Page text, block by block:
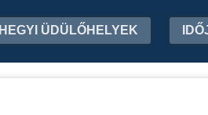
HEGYI ÜDÜLŐHELYEK